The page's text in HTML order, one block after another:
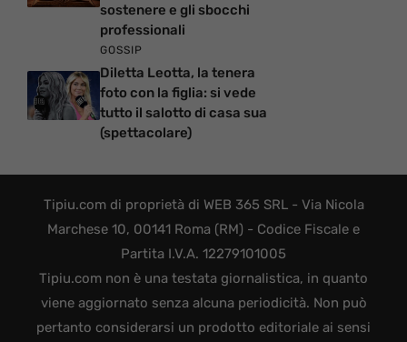
sostenere e gli sbocchi
professionali
GOSSIP
Diletta Leotta, la tenera
foto con la figlia: si vede
tutto il salotto di casa sua
(spettacolare)
Tipiu.com di proprietà di WEB 365 SRL - Via Nicola
Marchese 10, 00141 Roma (RM) - Codice Fiscale e
Partita I.V.A. 12279101005
Tipiu.com non è una testata giornalistica, in quanto
viene aggiornato senza alcuna periodicità. Non può
pertanto considerarsi un prodotto editoriale ai sensi